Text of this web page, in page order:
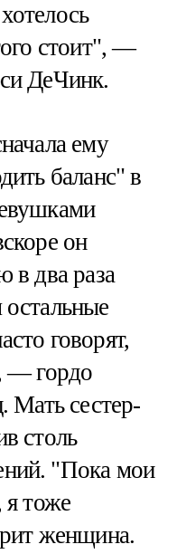
стоит", —
ДеЧинк.
ему
баланс" в
он
в два раза
говорят,
— гордо
Мать сестер-
столь
"Пока мои
я тоже
женщина.